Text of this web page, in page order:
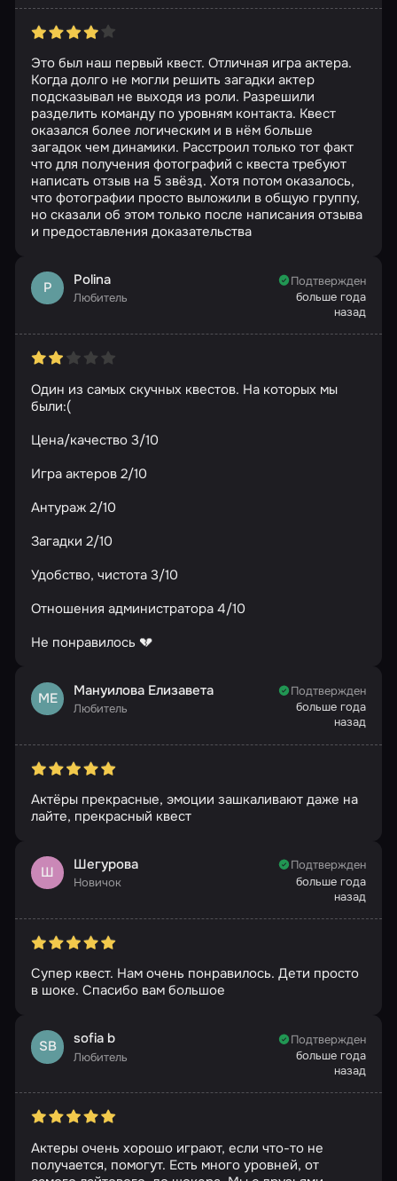
Это был наш первый квест. Отличная игра актера.
Когда долго не могли решить загадки актер
подсказывал не выходя из роли. Разрешили
разделить команду по уровням контакта. Квест
оказался более логическим и в нём больше
загадок чем динамики. Расстроил только тот факт
что для получения фотографий с квеста требуют
написать отзыв на 5 звёзд. Хотя потом оказалось,
что фотографии просто выложили в общую группу,
но сказали об этом только после написания отзыва
и предоставления доказательства
P Polina
Любитель
Подтвержден
больше года
назад
Один из самых скучных квестов. На которых мы
были:(
Цена/качество 3/10
Игра актеров 2/10
Антураж 2/10
Загадки 2/10
Удобство, чистота 3/10
Отношения администратора 4/10
Не понравилось 💔
МЕ Мануилова Елизавета
Любитель
Подтвержден
больше года
назад
Актёры прекрасные, эмоции зашкаливают даже на
лайте, прекрасный квест
Ш Шегурова
Новичок
Подтвержден
больше года
назад
Супер квест. Нам очень понравилось. Дети просто
в шоке. Спасибо вам большое
SB sofia b
Любитель
Подтвержден
больше года
назад
Актеры очень хорошо играют, если что-то не
получается, помогут. Есть много уровней, от